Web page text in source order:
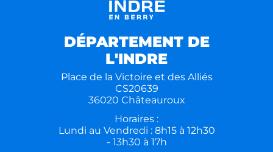
DÉPARTEMENT DE
L'INDRE
Place de la Victoire et des Alliés
CS20639
36020 Châteauroux
Horaires :
Lundi au Vendredi : 8h15 à 12h30
- 13h30 à 17h